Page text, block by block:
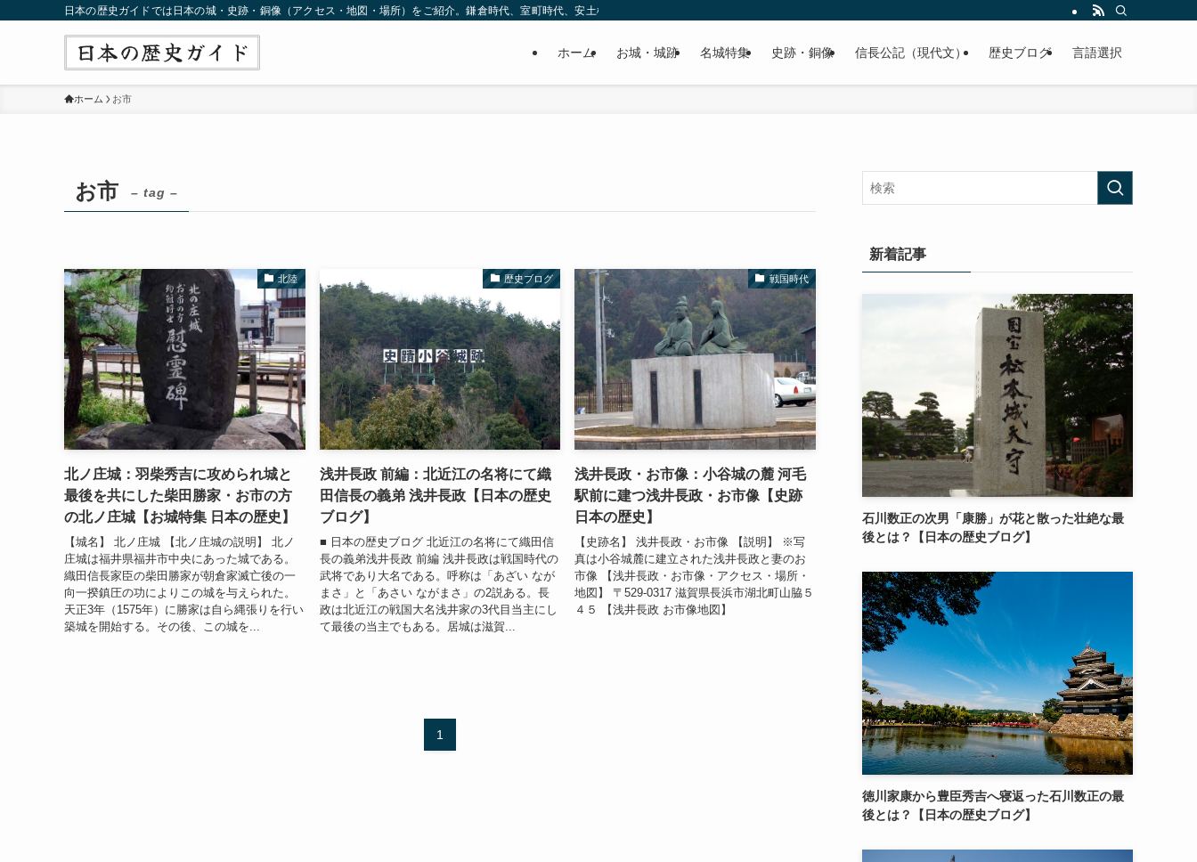
日本の歴史ガイドでは日本の城・史跡・銅像（アクセス・地図・場所）をご紹介。鎌倉時代、室町時代、安土桃山時代（戦国時代）、江戸時代と幅広くご紹介致します。
ホーム お城・城跡 名城特集 史跡・銅像 信長公記（現代文） 歴史ブログ 言語選択
ホーム お市
お市 – tag –
北陸
北ノ庄城：羽柴秀吉に攻められ城と
最後を共にした柴田勝家・お市の方
の北ノ庄城【お城特集 日本の歴史】
【城名】 北ノ庄城 【北ノ庄城の説明】 北ノ
庄城は福井県福井市中央にあった城である。
織田信長家臣の柴田勝家が朝倉家滅亡後の一
向一揆鎮圧の功によりこの城を与えられた。
天正3年（1575年）に勝家は自ら縄張りを行い
築城を開始する。その後、この城を...
歴史ブログ
浅井長政 前編：北近江の名将にて織
田信長の義弟 浅井長政【日本の歴史
ブログ】
■ 日本の歴史ブログ 北近江の名将にて織田信
長の義弟浅井長政 前編 浅井長政は戦国時代の
武将であり大名である。呼称は「あざい なが
まさ」と「あさい ながまさ」の2説ある。長
政は北近江の戦国大名浅井家の3代目当主にし
て最後の当主でもある。居城は滋賀...
戦国時代
浅井長政・お市像：小谷城の麓 河毛
駅前に建つ浅井長政・お市像【史跡
日本の歴史】
【史跡名】 浅井長政・お市像 【説明】 ※写
真は小谷城麓に建立された浅井長政と妻のお
市像 【浅井長政・お市像・アクセス・場所・
地図】 〒529-0317 滋賀県長浜市湖北町山脇５
４５ 【浅井長政 お市像地図】
1
新着記事
石川数正の次男「康勝」が花と散った壮絶な最
後とは？【日本の歴史ブログ】
徳川家康から豊臣秀吉へ寝返った石川数正の最
後とは？【日本の歴史ブログ】